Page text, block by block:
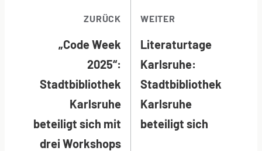
ZURÜCK
„Code Week
2025“:
Stadtbibliothek
Karlsruhe
beteiligt sich mit
drei Workshops
WEITER
Literaturtage
Karlsruhe:
Stadtbibliothek
Karlsruhe
beteiligt sich